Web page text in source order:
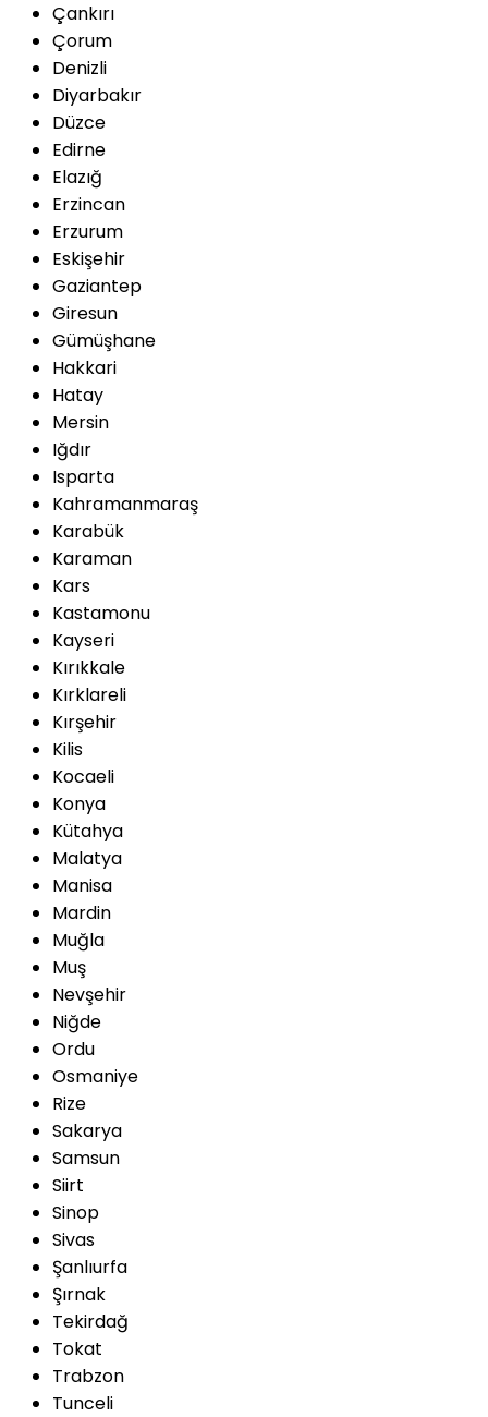
Çankırı
Çorum
Denizli
Diyarbakır
Düzce
Edirne
Elazığ
Erzincan
Erzurum
Eskişehir
Gaziantep
Giresun
Gümüşhane
Hakkari
Hatay
Mersin
Iğdır
Isparta
Kahramanmaraş
Karabük
Karaman
Kars
Kastamonu
Kayseri
Kırıkkale
Kırklareli
Kırşehir
Kilis
Kocaeli
Konya
Kütahya
Malatya
Manisa
Mardin
Muğla
Muş
Nevşehir
Niğde
Ordu
Osmaniye
Rize
Sakarya
Samsun
Siirt
Sinop
Sivas
Şanlıurfa
Şırnak
Tekirdağ
Tokat
Trabzon
Tunceli